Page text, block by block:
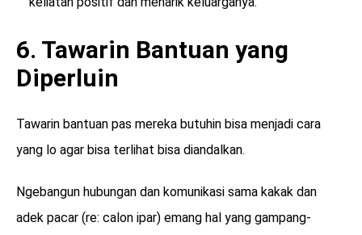
6. Tawarin Bantuan yang
Diperluin
Tawarin bantuan pas mereka butuhin bisa menjadi cara
yang lo agar bisa terlihat bisa diandalkan.
Ngebangun hubungan dan komunikasi sama kakak dan
adek pacar (re: calon ipar) emang hal yang gampang-